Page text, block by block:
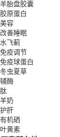
羊胎盘胶囊
胶原蛋白
美容
改善睡眠
水飞蓟
免疫调节
免疫球蛋白
冬虫夏草
辅酶
肽
羊奶
护肝
有机硒
叶黄素